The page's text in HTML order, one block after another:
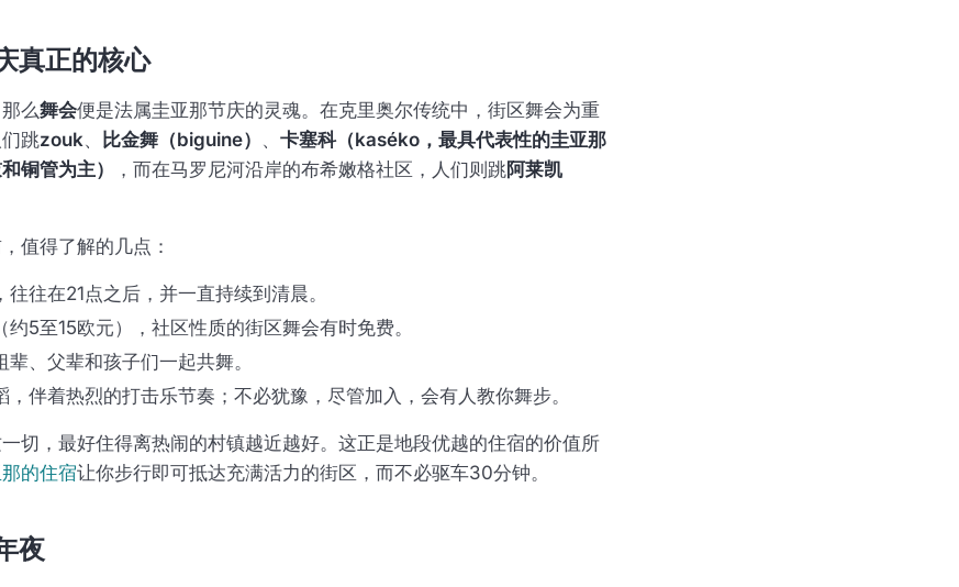
真正的核心
么舞会便是法属圭亚那节庆的灵魂。在克里奥尔传统中，街区舞会为重
跳zouk、 比金舞（biguine） 、 卡塞科（kaséko，最具代表性的圭亚那
铜管为主）
，而在马罗尼河沿岸的布希嫩格社区，人们则跳阿莱凯
值得了解的几点：
往在21点之后，并一直持续到清晨。
约5至15欧元），社区性质的街区舞会有时免费。
、父辈和孩子们一起共舞。
，伴着热烈的打击乐节奏；不必犹豫，尽管加入，会有人教你舞步。
切，最好住得离热闹的村镇越近越好。这正是地段优越的住宿的价值所
的住宿让你步行即可抵达充满活力的街区，而不必驱车30分钟。
夜